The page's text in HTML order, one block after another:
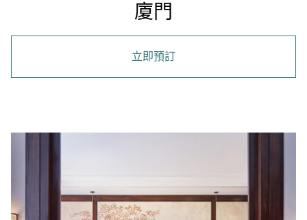
廈門
立即預訂